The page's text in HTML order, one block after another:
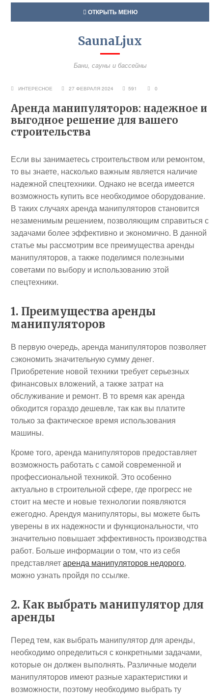
ОТКРЫТЬ МЕНЮ
SaunaLjux
Бани, сауны и бассейны
ИНТЕРЕСНОЕ 27 ФЕВРАЛЯ 2024 591 0
Аренда манипуляторов: надежное и
выгодное решение для вашего
строительства
Если вы занимаетесь строительством или ремонтом,
то вы знаете, насколько важным является наличие
надежной спецтехники. Однако не всегда имеется
возможность купить все необходимое оборудование.
В таких случаях аренда манипуляторов становится
незаменимым решением, позволяющим справиться с
задачами более эффективно и экономично. В данной
статье мы рассмотрим все преимущества аренды
манипуляторов, а также поделимся полезными
советами по выбору и использованию этой
спецтехники.
1. Преимущества аренды
манипуляторов
В первую очередь, аренда манипуляторов позволяет
сэкономить значительную сумму денег.
Приобретение новой техники требует серьезных
финансовых вложений, а также затрат на
обслуживание и ремонт. В то время как аренда
обходится гораздо дешевле, так как вы платите
только за фактическое время использования
машины.
Кроме того, аренда манипуляторов предоставляет
возможность работать с самой современной и
профессиональной техникой. Это особенно
актуально в строительной сфере, где прогресс не
стоит на месте и новые технологии появляются
ежегодно. Арендуя манипуляторы, вы можете быть
уверены в их надежности и функциональности, что
значительно повышает эффективность производства
работ. Больше информации о том, что из себя
представляетаренда манипуляторов недорого,
можно узнать пройдя по ссылке.
2. Как выбрать манипулятор для
аренды
Перед тем, как выбрать манипулятор для аренды,
необходимо определиться с конкретными задачами,
которые он должен выполнять. Различные модели
манипуляторов имеют разные характеристики и
возможности, поэтому необходимо выбрать ту